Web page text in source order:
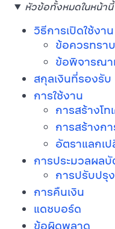
หัวข้อทั้งหมดในหน้านี้
วิธีการเปิดใช้งาน
ข้อควรทรา
ข้อพิจารณา
สกุลเงินที่รองรับ
การใช้งาน
การสร้างโท
การสร้างก
อัตราแลกเ
การประมวลผลบั
การปรับปรุ
การคืนเงิน
แดชบอร์ด
ข้อผิดพลาด